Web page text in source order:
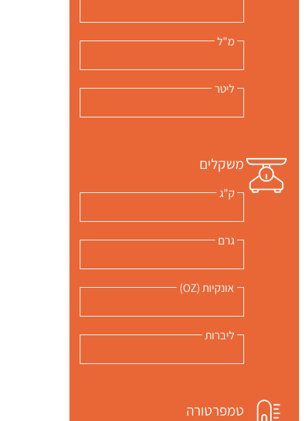
מ"ל
ליטר
משקלים
ק"ג
גרם
אונקיות (OZ)
ליברות
טמפרטורה